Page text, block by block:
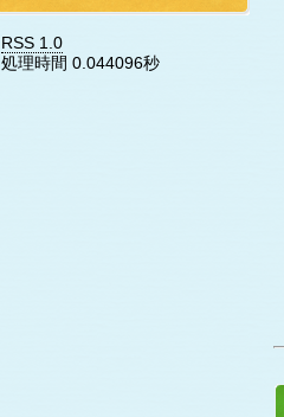
RSS 1.0
処理時間 0.044096秒